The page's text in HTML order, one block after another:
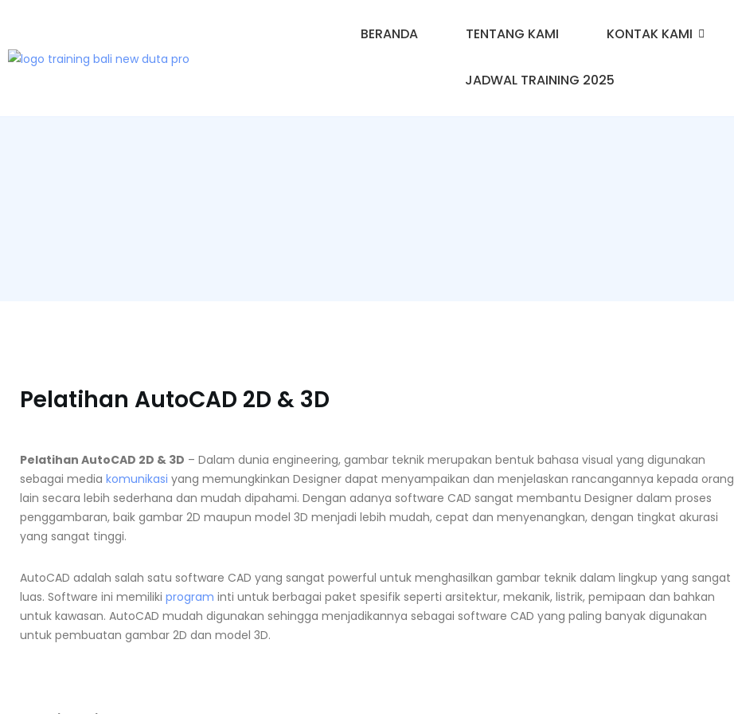
BERANDA TENTANG KAMI KONTAK KAMI
JADWAL TRAINING 2025
Pelatihan AutoCAD 2D & 3D
Pelatihan AutoCAD 2D & 3D – Dalam dunia engineering, gambar teknik merupakan bentuk bahasa visual yang digunakan
sebagai media komunikasi yang memungkinkan Designer dapat menyampaikan dan menjelaskan rancangannya kepada orang
lain secara lebih sederhana dan mudah dipahami. Dengan adanya software CAD sangat membantu Designer dalam proses
penggambaran, baik gambar 2D maupun model 3D menjadi lebih mudah, cepat dan menyenangkan, dengan tingkat akurasi
yang sangat tinggi.
AutoCAD adalah salah satu software CAD yang sangat powerful untuk menghasilkan gambar teknik dalam lingkup yang sangat
luas. Software ini memiliki program inti untuk berbagai paket spesifik seperti arsitektur, mekanik, listrik, pemipaan dan bahkan
untuk kawasan. AutoCAD mudah digunakan sehingga menjadikannya sebagai software CAD yang paling banyak digunakan
untuk pembuatan gambar 2D dan model 3D.